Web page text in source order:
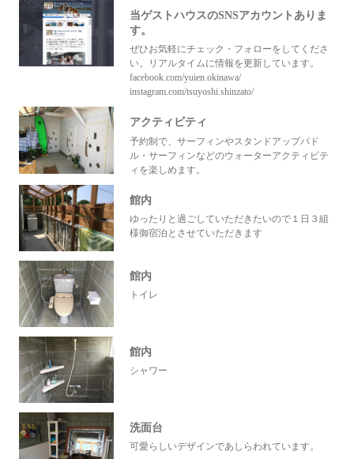
当ゲストハウスのSNSアカウントありま
す。
ぜひお気軽にチェック・フォローをしてくださ
い。リアルタイムに情報を更新しています。
facebook.com/yuien.okinawa/
instagram.com/tsuyoshi.shinzato/
アクティビティ
予約制で、サーフィンやスタンドアップパド
ル・サーフィンなどのウォーターアクティビテ
ィを楽しめます。
館内
ゆったりと過ごしていただきたいので１日３組
様御宿泊とさせていただきます
館内
トイレ
館内
シャワー
洗面台
可愛らしいデザインであしらわれています。